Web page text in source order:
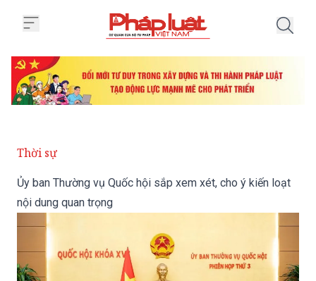
Thời sự
Ủy ban Thường vụ Quốc hội sắp xem xét, cho ý kiến loạt
nội dung quan trọng